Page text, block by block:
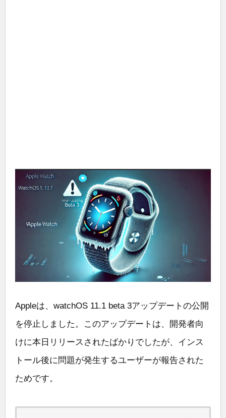
Appleは、watchOS 11.1 beta 3アップデートの公開
を停止しました。このアップデートは、開発者向
けに本日リリースされたばかりでしたが、インス
トール後に問題が発生するユーザーが報告された
ためです。